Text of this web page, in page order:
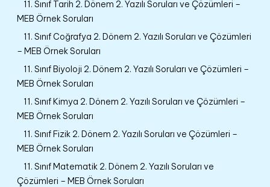
11. Sınıf Tarih 2. Dönem 2. Yazılı Soruları ve Çözümleri –
MEB Örnek Soruları
11. Sınıf Coğrafya 2. Dönem 2. Yazılı Soruları ve Çözümleri
– MEB Örnek Soruları
11. Sınıf Biyoloji 2. Dönem 2. Yazılı Soruları ve Çözümleri –
MEB Örnek Soruları
11. Sınıf Kimya 2. Dönem 2. Yazılı Soruları ve Çözümleri –
MEB Örnek Soruları
11. Sınıf Fizik 2. Dönem 2. Yazılı Soruları ve Çözümleri –
MEB Örnek Soruları
11. Sınıf Matematik 2. Dönem 2. Yazılı Soruları ve
Çözümleri – MEB Örnek Soruları